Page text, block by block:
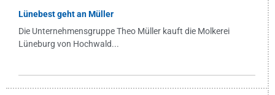
Lünebest geht an Müller
Die Unternehmensgruppe Theo Müller kauft die Molkerei
Lüneburg von Hochwald...